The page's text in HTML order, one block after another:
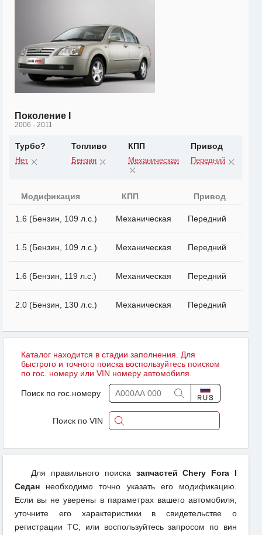
Поколение I
2006 - 2011
Турбо?
Нет
Топливо
Бензин
КПП
Механическая
Привод
Передний
Модификация КПП Привод
1.6 (Бензин, 109 л.с.) Механическая Передний
1.5 (Бензин, 109 л.с.) Механическая Передний
1.6 (Бензин, 119 л.с.) Механическая Передний
2.0 (Бензин, 130 л.с.) Механическая Передний
Каталог находится в стадии заполнения. Для
быстрого и точного поиска воспользуйтесь поиском
по гос. номеру или VIN номеру автомобиля.
Поиск по гос.номеру
Поиск по VIN
Для правильного поиска запчастей Chery Fora I
Седан необходимо точно указать его модификацию.
Если вы не уверены в параметрах вашего автомобиля,
уточните его характеристики в свидетельстве о
регистрации ТС, или воспользуйтесь запросом по вин